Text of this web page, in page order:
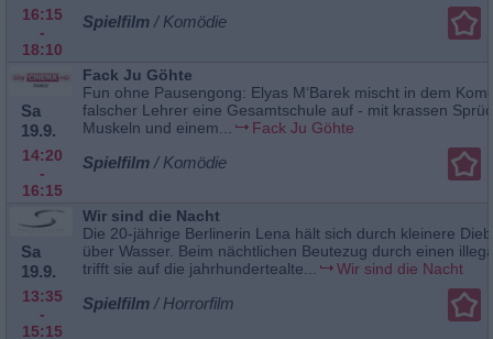
16:15
-
18:10
Spielfilm / Komödie
Sa
19.9.
14:20
-
16:15
Fack Ju Göhte
Fun ohne Pausengong: Elyas M‘Barek mischt in dem
falscher Lehrer eine Gesamtschule auf - mit krassen
Muskeln und einem...
Fack Ju Göhte
Spielfilm / Komödie
Sa
19.9.
13:35
-
15:15
Wir sind die Nacht
Die 20-jährige Berlinerin Lena hält sich durch kleinere
über Wasser. Beim nächtlichen Beutezug durch einen
trifft sie auf die jahrhundertealte...
Wir sind die Nacht
Spielfilm / Horrorfilm